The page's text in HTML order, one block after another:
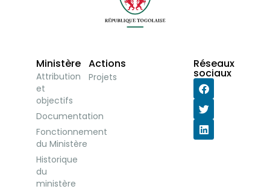
Ministère
Attribution
et
objectifs
Documentation
Fonctionnement
du Ministère
Historique
du
ministère
Actions
Projets
Réseaux
sociaux